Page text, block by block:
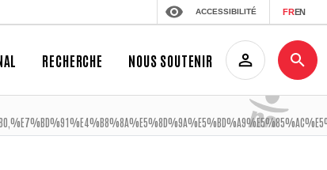
ACCESSIBILITÉ FREN
RECHERCHE NOUS SOUTENIR